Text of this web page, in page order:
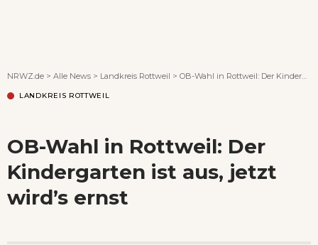
NRWZ.de > Alle News > Landkreis Rottweil > OB-Wahl in Rottweil: Der Kindergarten ist aus, jetzt wird’s ernst
LANDKREIS ROTTWEIL
OB-Wahl in Rottweil: Der
Kindergarten ist aus, jetzt
wird’s ernst